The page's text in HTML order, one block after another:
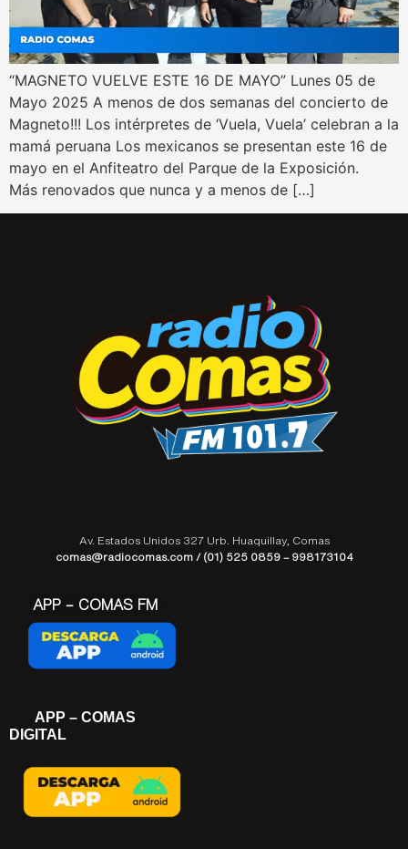
“MAGNETO VUELVE ESTE 16 DE MAYO” Lunes 05 de
Mayo 2025 A menos de dos semanas del concierto de
Magneto!!! Los intérpretes de ‘Vuela, Vuela’ celebran a la
mamá peruana Los mexicanos se presentan este 16 de
mayo en el Anfiteatro del Parque de la Exposición.
Más renovados que nunca y a menos de […]
Av. Estados Unidos 327 Urb. Huaquillay, Comas
comas@radiocomas.com / (01) 525 0859 – 998173104
APP – COMAS FM
APP – COMAS
DIGITAL